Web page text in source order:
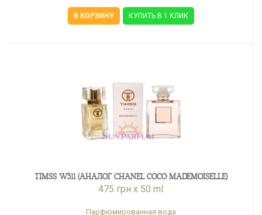
В КОРЗИНУ КУПИТЬ В 1 КЛИК
TIMSS W311 (АНАЛОГ CHANEL COCO MADEMOISELLE)
475 грн x 50 ml
Парфюмированная вода